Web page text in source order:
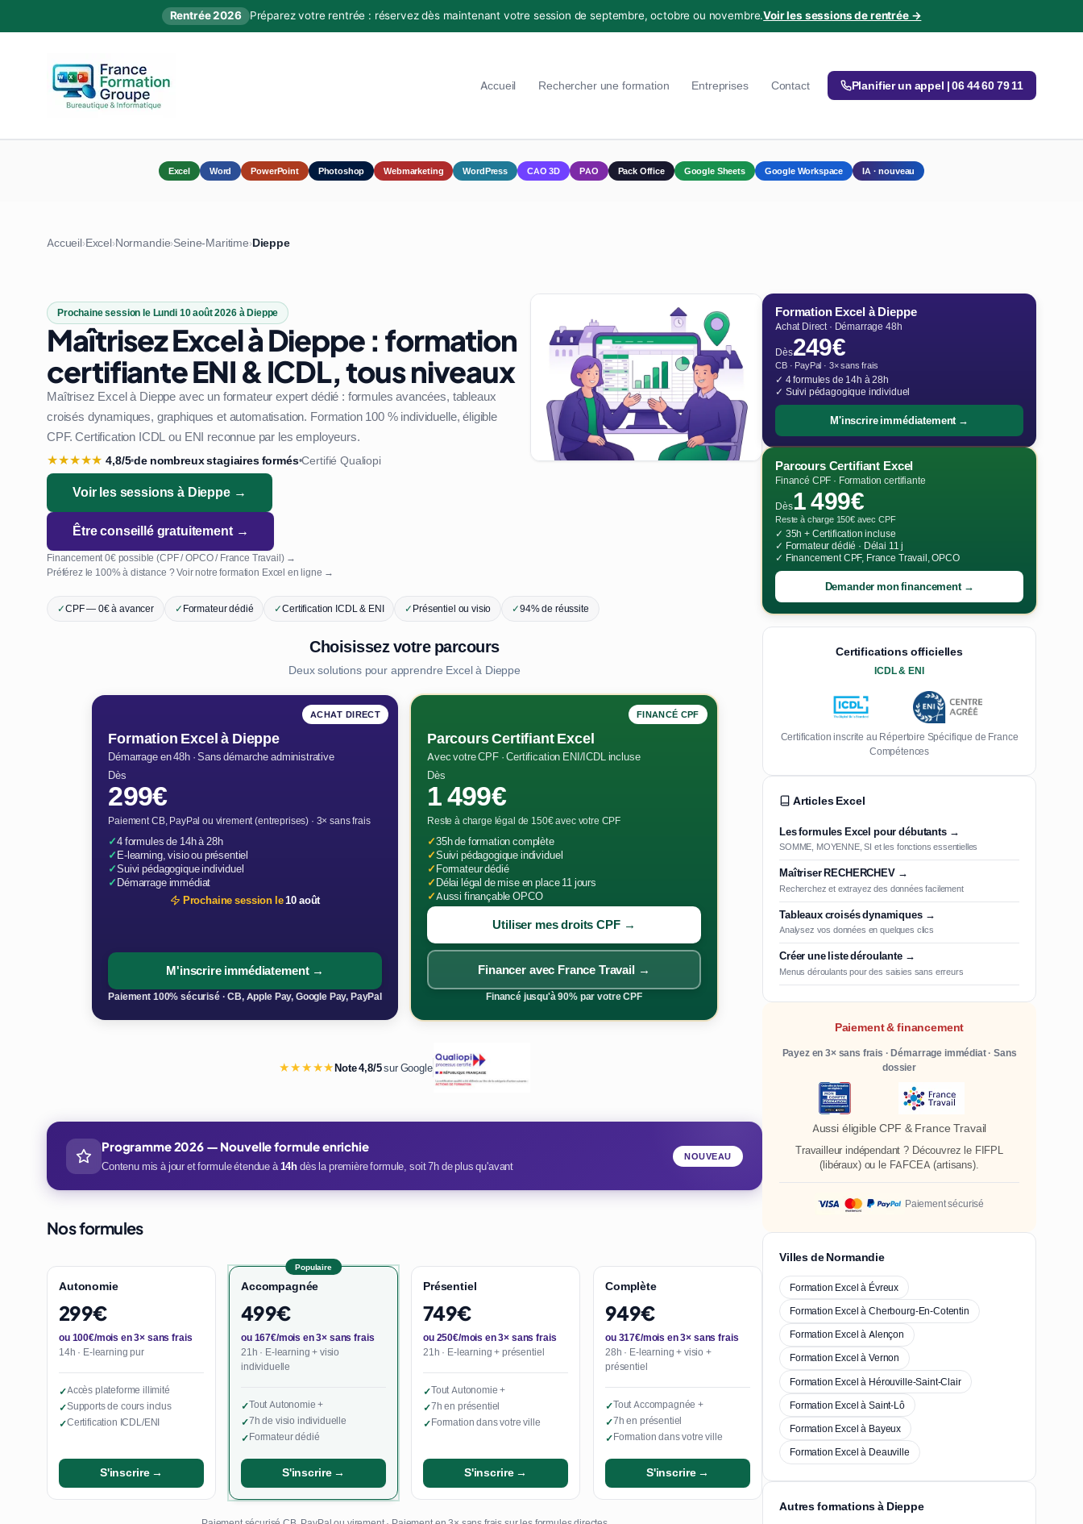
Rentrée 2026 Préparez votre rentrée : réservez dès maintenant votre session de septembre, octobre ou novembre.Voir les sessions de rentrée →
Accueil Rechercher une formation Entreprises Contact Planifier un appel | 06 44 60 79 11
Excel Word PowerPoint Photoshop Webmarketing WordPress CAO 3D PAO Pack Office Google Sheets Google Workspace IA · nouveau
Accueil›Excel›Normandie›Seine-Maritime›Dieppe
Prochaine session le Lundi 10 août 2026 à Dieppe
Maîtrisez Excel à Dieppe : formation
certifiante ENI & ICDL, tous niveaux
Maîtrisez Excel à Dieppe avec un formateur expert dédié : formules avancées, tableaux
croisés dynamiques, graphiques et automatisation. Formation 100 % individuelle, éligible
CPF. Certification ICDL ou ENI reconnue par les employeurs.
★★★★★ 4,8/5•de nombreux stagiaires formés•Certifié Qualiopi
Voir les sessions à Dieppe →
Être conseillé gratuitement →
Financement 0€ possible (CPF / OPCO / France Travail) →
Préférez le 100% à distance ? Voir notre formation Excel en ligne →
✓CPF — 0€ à avancer ✓Formateur dédié ✓Certification ICDL & ENI ✓Présentiel ou visio ✓94% de réussite
Choisissez votre parcours
Deux solutions pour apprendre Excel à Dieppe
ACHAT DIRECT
Formation Excel à Dieppe
Démarrage en 48h · Sans démarche administrative
Dès
299€
Paiement CB, PayPal ou virement (entreprises) · 3× sans frais
✓4 formules de 14h à 28h
✓E-learning, visio ou présentiel
✓Suivi pédagogique individuel
✓Démarrage immédiat
Prochaine session le10 août
M'inscrire immédiatement →
Paiement 100% sécurisé · CB, Apple Pay, Google Pay, PayPal
FINANCÉ CPF
Parcours Certifiant Excel
Avec votre CPF · Certification ENI/ICDL incluse
Dès
1 499€
Reste à charge légal de 150€ avec votre CPF
✓35h de formation complète
✓Suivi pédagogique individuel
✓Formateur dédié
✓Délai légal de mise en place 11 jours
✓Aussi finançable OPCO
Utiliser mes droits CPF →
Financer avec France Travail →
Financé jusqu'à 90% par votre CPF
★★★★★Note 4,8/5sur Google
Programme 2026 — Nouvelle formule enrichie
Contenu mis à jour et formule étendue à14hdès la première formule, soit 7h de plus qu'avant
NOUVEAU
Nos formules
Autonomie
299€
ou 100€/mois en 3× sans frais
14h · E-learning pur
✓Accès plateforme illimité
✓Supports de cours inclus
✓Certification ICDL/ENI
S'inscrire →
Populaire
Accompagnée
499€
ou 167€/mois en 3× sans frais
21h · E-learning + visio
individuelle
✓Tout Autonomie +
✓7h de visio individuelle
✓Formateur dédié
S'inscrire →
Présentiel
749€
ou 250€/mois en 3× sans frais
21h · E-learning + présentiel
✓Tout Autonomie +
✓7h en présentiel
✓Formation dans votre ville
S'inscrire →
Complète
949€
ou 317€/mois en 3× sans frais
28h · E-learning + visio +
présentiel
✓Tout Accompagnée +
✓7h en présentiel
✓Formation dans votre ville
S'inscrire →
Formation Excel à Dieppe
Achat Direct · Démarrage 48h
Dès249€
CB · PayPal · 3× sans frais
✓ 4 formules de 14h à 28h
✓ Suivi pédagogique individuel
M'inscrire immédiatement →
Parcours Certifiant Excel
Financé CPF · Formation certifiante
Dès1 499€
Reste à charge 150€ avec CPF
✓ 35h + Certification incluse
✓ Formateur dédié · Délai 11 j
✓ Financement CPF, France Travail, OPCO
Demander mon financement →
Certifications officielles
ICDL & ENI
Certification inscrite au Répertoire Spécifique de France
Compétences
Articles Excel
Les formules Excel pour débutants →
SOMME, MOYENNE, SI et les fonctions essentielles
Maîtriser RECHERCHEV →
Recherchez et extrayez des données facilement
Tableaux croisés dynamiques →
Analysez vos données en quelques clics
Créer une liste déroulante →
Menus déroulants pour des saisies sans erreurs
Paiement & financement
Payez en 3× sans frais · Démarrage immédiat · Sans
dossier
Aussi éligible CPF & France Travail
Travailleur indépendant ? Découvrez le FIFPL
(libéraux) ou le FAFCEA (artisans).
Paiement sécurisé
Villes de Normandie
Formation Excel à Évreux
Formation Excel à Cherbourg-En-Cotentin
Formation Excel à Alençon
Formation Excel à Vernon
Formation Excel à Hérouville-Saint-Clair
Formation Excel à Saint-Lô
Formation Excel à Bayeux
Formation Excel à Deauville
Autres formations à Dieppe